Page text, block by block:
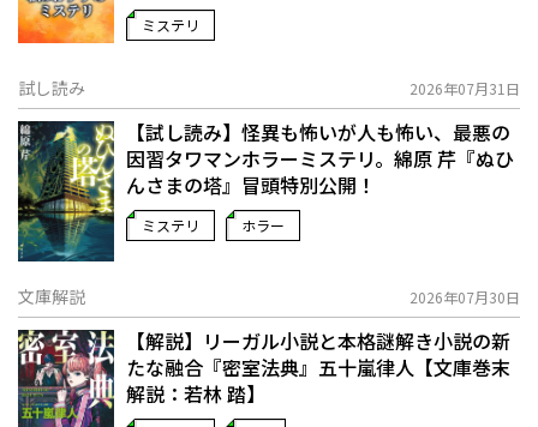
ミステリ
試し読み 2026年07月31日
【試し読み】怪異も怖いが人も怖い、最悪の
因習タワマンホラーミステリ。綿原 芹『ぬひ
んさまの塔』冒頭特別公開！
ミステリ ホラー
文庫解説 2026年07月30日
【解説】リーガル小説と本格謎解き小説の新
たな融合――『密室法典』五十嵐律人【文庫巻末
解説：若林 踏】